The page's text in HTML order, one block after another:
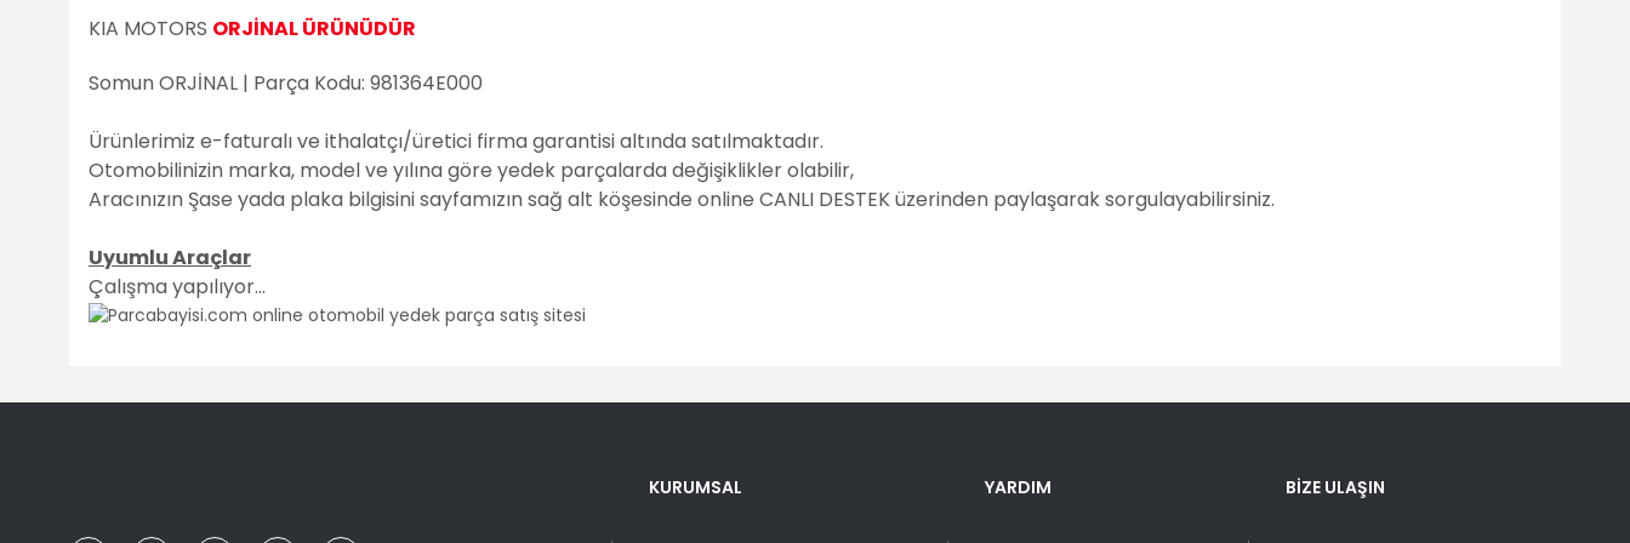
KIA MOTORS ORJİNAL ÜRÜNÜDÜR
Somun ORJİNAL | Parça Kodu: 981364E000
Ürünlerimiz e-faturalı ve ithalatçı/üretici firma garantisi altında satılmaktadır.
Otomobilinizin marka, model ve yılına göre yedek parçalarda değişiklikler olabilir,
Aracınızın Şase yada plaka bilgisini sayfamızın sağ alt köşesinde online CANLI DESTEK üzerinden paylaşarak sorgulayabilirsiniz.
Uyumlu Araçlar
Çalışma yapılıyor...
Görüş ve önerileriniz için teşekkür ederiz.
KURUMSAL YARDIM BİZE ULAŞIN